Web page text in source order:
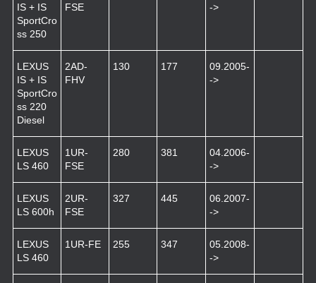
IS + IS
SportCro
ss 250
FSE
->
LEXUS
IS + IS
SportCro
ss 220
Diesel
2AD-
FHV
130 177
09.2005-
->
LEXUS
LS 460
1UR-
FSE
280 381
04.2006-
->
LEXUS
LS 600h
2UR-
FSE
327 445
06.2007-
->
LEXUS
LS 460
1UR-FE 255 347
05.2008-
->